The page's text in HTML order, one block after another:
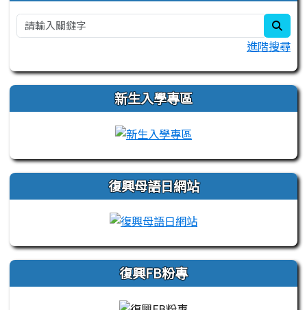
進階搜尋
新生入學專區
復興母語日網站
link to https://
復興FB粉專